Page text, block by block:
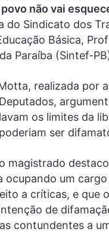
povo não vai
do Sindicato dos
Básica,
Paraíba (Sintef-
realizada por
os limites da
ser
magistrado
ocupando um
a críticas, e que
de
contundentes a